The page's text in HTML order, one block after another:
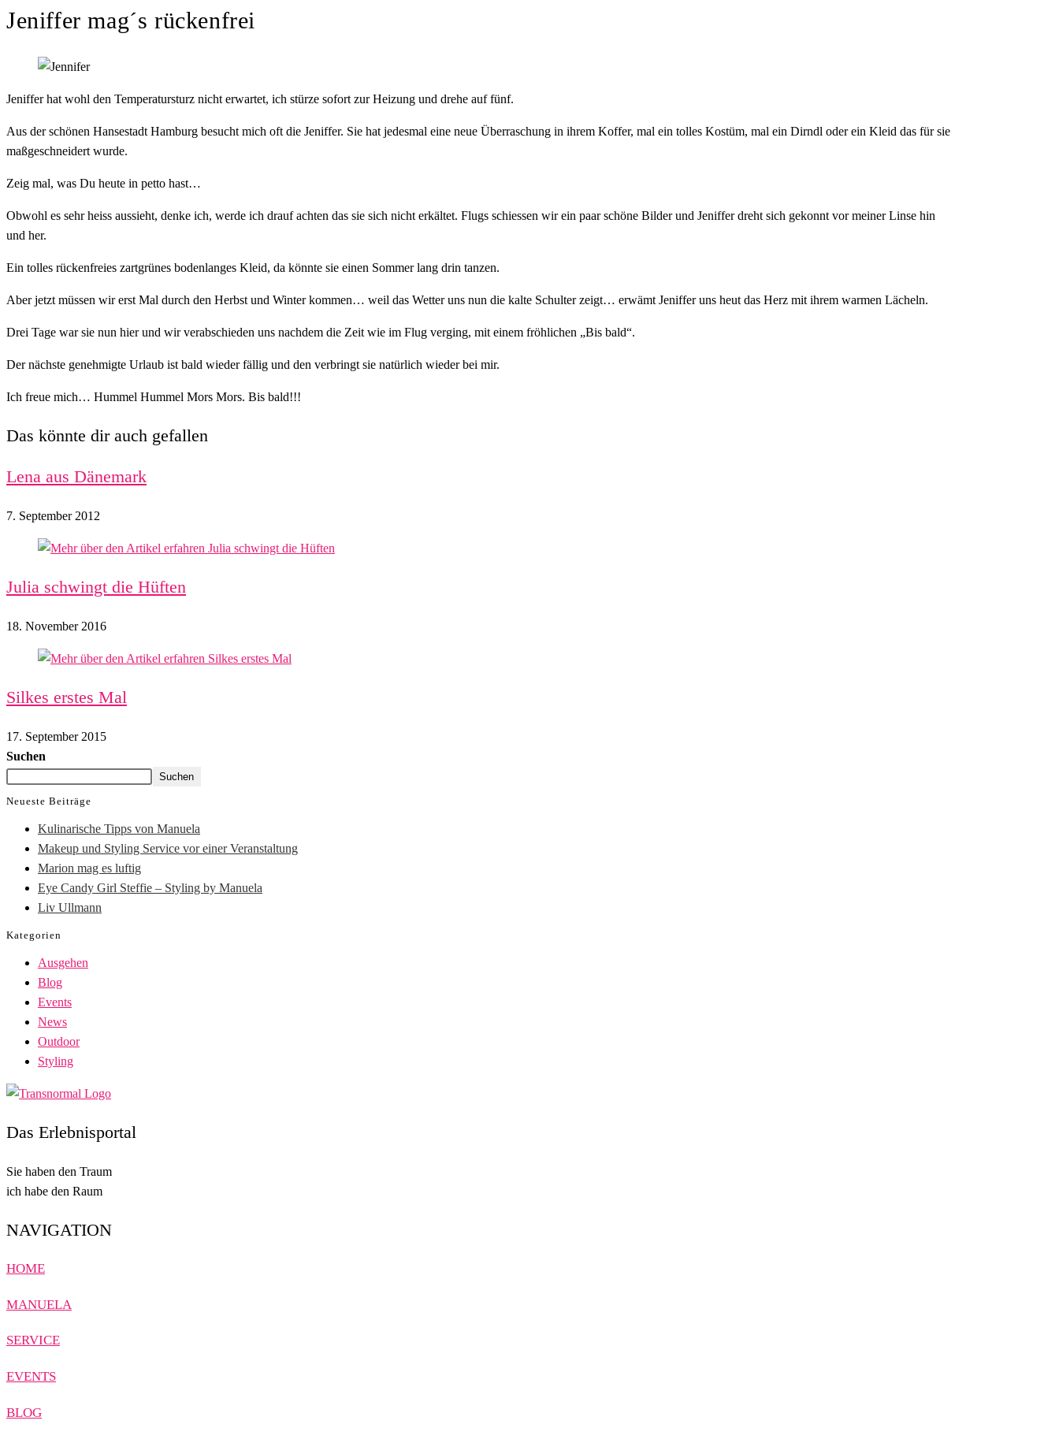
Jeniffer mag´s rückenfrei
Jeniffer hat wohl den Temperatursturz nicht erwartet, ich stürze sofort zur Heizung und drehe auf fünf.
Aus der schönen Hansestadt Hamburg besucht mich oft die Jeniffer. Sie hat jedesmal eine neue Überraschung in ihrem Koffer, mal ein tolles Kostüm, mal ein Dirndl oder ein Kleid das für sie
maßgeschneidert wurde.
Zeig mal, was Du heute in petto hast…
Obwohl es sehr heiss aussieht, denke ich, werde ich drauf achten das sie sich nicht erkältet. Flugs schiessen wir ein paar schöne Bilder und Jeniffer dreht sich gekonnt vor meiner Linse hin
und her.
Ein tolles rückenfreies zartgrünes bodenlanges Kleid, da könnte sie einen Sommer lang drin tanzen.
Aber jetzt müssen wir erst Mal durch den Herbst und Winter kommen… weil das Wetter uns nun die kalte Schulter zeigt… erwämt Jeniffer uns heut das Herz mit ihrem warmen Lächeln.
Drei Tage war sie nun hier und wir verabschieden uns nachdem die Zeit wie im Flug verging, mit einem fröhlichen „Bis bald“.
Der nächste genehmigte Urlaub ist bald wieder fällig und den verbringt sie natürlich wieder bei mir.
Ich freue mich… Hummel Hummel Mors Mors. Bis bald!!!
Das könnte dir auch gefallen
Lena aus Dänemark
7. September 2012
Julia schwingt die Hüften
18. November 2016
Silkes erstes Mal
17. September 2015
Suchen
Suchen
Neueste Beiträge
Kulinarische Tipps von Manuela
Makeup und Styling Service vor einer Veranstaltung
Marion mag es luftig
Eye Candy Girl Steffie – Styling by Manuela
Liv Ullmann
Kategorien
Ausgehen
Blog
Events
News
Outdoor
Styling
Das Erlebnisportal
Sie haben den Traum
ich habe den Raum
NAVIGATION
HOME
MANUELA
SERVICE
EVENTS
BLOG